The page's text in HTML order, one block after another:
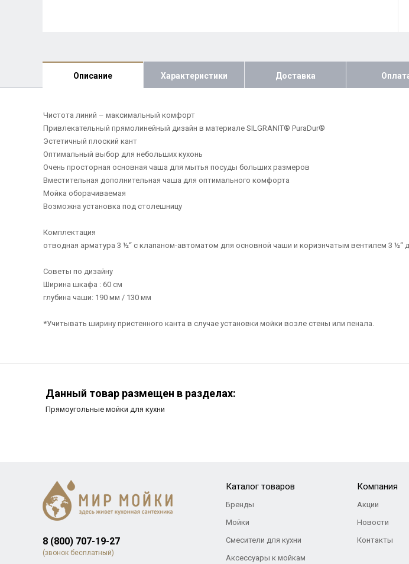
Описание Характеристики Доставка
Чистота линий – максимальный комфорт
Привлекательный прямолинейный дизайн в материале SILGRANIT® PuraDur®
Эстетичный плоский кант
Оптимальный выбор для небольших кухонь
Очень просторная основная чаша для мытья посуды больших размеров
Вместительная дополнительная чаша для оптимального комфорта
Мойка оборачиваемая
Возможна установка под столешницу
Комплектация
отводная арматура 3 ½“ с клапаном-автоматом для основной чаши и коризнчатым вентилем 3 ½“
Советы по дизайну
Ширина шкафа : 60 см
глубина чаши: 190 мм / 130 мм
*Учитывать ширину пристенного канта в случае установки мойки возле стены или пенала.
Данный товар размещен в разделах:
Прямоугольные мойки для кухни
8 (800) 707-19-27
(звонок бесплатный)
Каталог товаров
Бренды
Мойки
Смесители для кухни
Аксессуары к мойкам
Компания
Акции
Новости
Контакты